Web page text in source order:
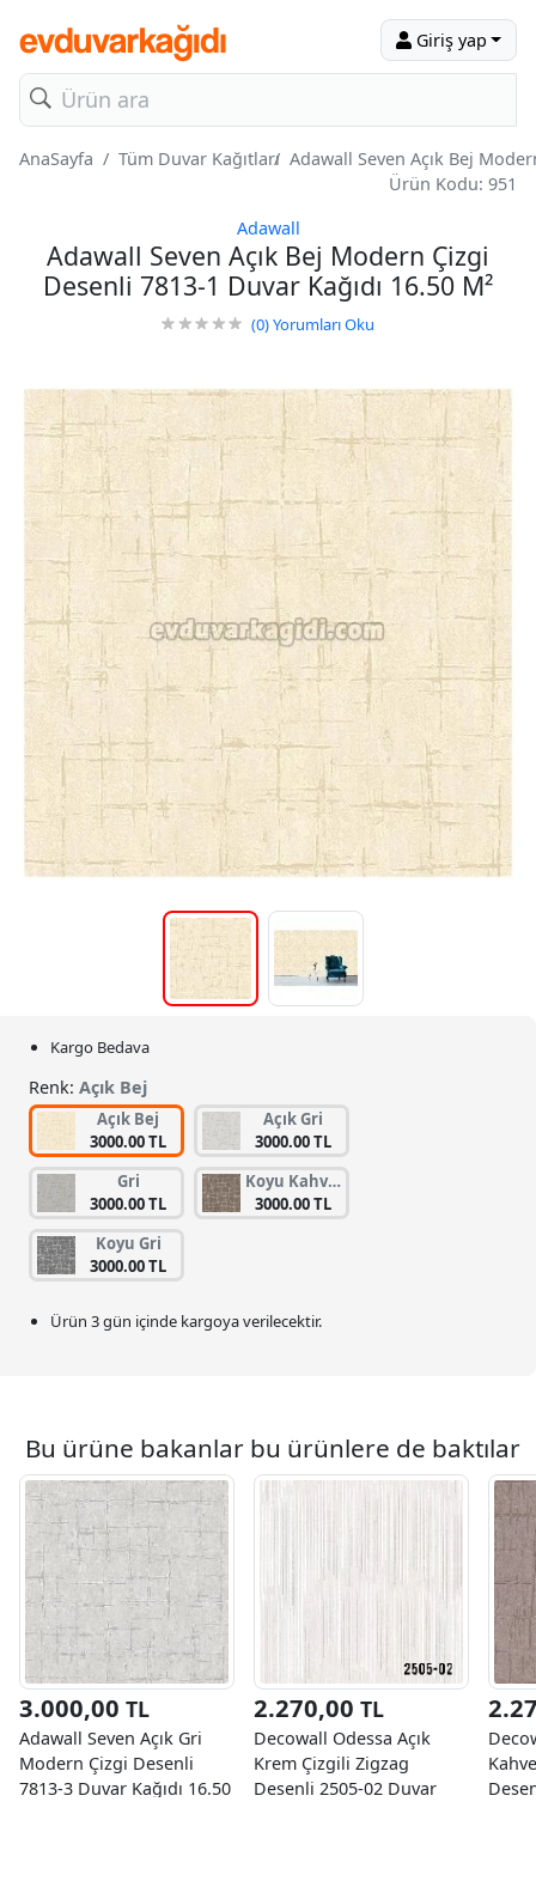
Giriş yap
AnaSayfa Tüm Duvar Kağıtları Adawall Seven Açık Bej
Ürün Kodu: 951
Adawall
Adawall Seven Açık Bej Modern Çizgi
Desenli 7813-1 Duvar Kağıdı 16.50 M²
(0)Yorumları Oku
Kargo Bedava
Renk: Açık Bej
Açık Bej
3000.00 TL
Açık Gri
3000.00 TL
Gri
3000.00 TL
Koyu Kahverengi
3000.00 TL
Koyu Gri
3000.00 TL
Ürün 3 gün içinde kargoya verilecektir.
Bu ürüne bakanlar bu ürünlere de baktılar
3.000,00 TL
Adawall Seven Açık Gri
Modern Çizgi Desenli
7813-3 Duvar Kağıdı 16.50
2.270,00 TL
Decowall Odessa Açık
Krem Çizgili Zigzag
Desenli 2505-02 Duvar